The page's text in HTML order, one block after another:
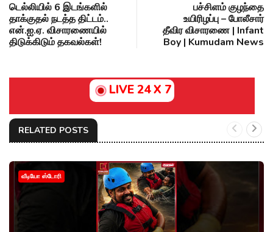
டெல்லியில் 6 இடங்களில்
தாக்குதல் நடத்த திட்டம்..
என்.ஐ.ஏ. விசாரணையில்
திடுக்கிடும் தகவல்கள்!
பச்சிளம் குழந்தை
உயிரிழப்பு – போலீசார்
தீவிர விசாரணை | Infant
Boy | Kumudam News
LIVE 24 X 7
RELATED POSTS
வீடியோ ஸ்டோரி